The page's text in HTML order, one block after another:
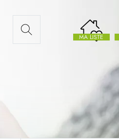
ARTICLES
MA LISTE